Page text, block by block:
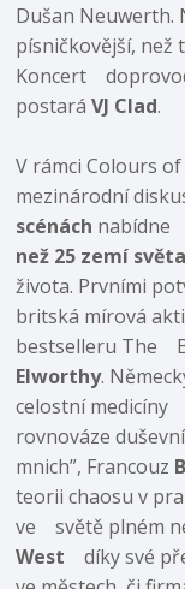
Dušan
písničkovější, než
Koncert
postaráVJ Clad.
V rámci Colours
mezinárodní
scénách nabídne
než 25 zemí světa
života. Prvními
britská mírová
bestselleru The
Elworthy.
celostní medicíny
rovnováze
mnich”, Francouz
teorii chaosu v
ve světě plném
West díky své